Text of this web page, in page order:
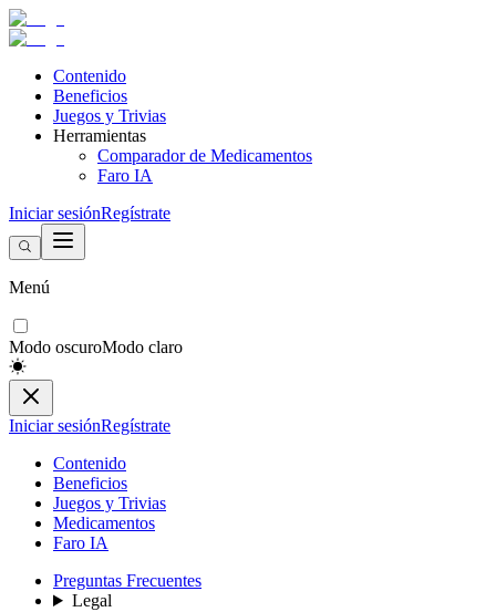
Contenido
Beneficios
Juegos y Trivias
Herramientas
Comparador de Medicamentos
Faro IA
Iniciar sesiónRegístrate
Menú
Modo oscuroModo claro
Iniciar sesiónRegístrate
Contenido
Beneficios
Juegos y Trivias
Medicamentos
Faro IA
Preguntas Frecuentes
Legal